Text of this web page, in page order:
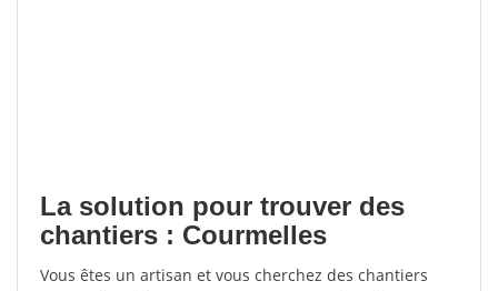
La solution pour trouver des
chantiers : Courmelles
Vous êtes un artisan et vous cherchez des chantiers